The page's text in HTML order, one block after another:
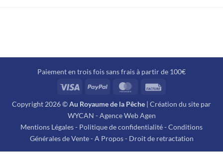
Paiement en trois fois sans frais à partir de 100€
Visa
PayPal MasterCard
Copyright 2026 ©Au Royaume de la Pêche | Création du site par
WYCAN - Agence Web Agen
Mentions Légales- Politique de confidentialité-Conditions
Générales de Vente-A Propos- Droit de retractation